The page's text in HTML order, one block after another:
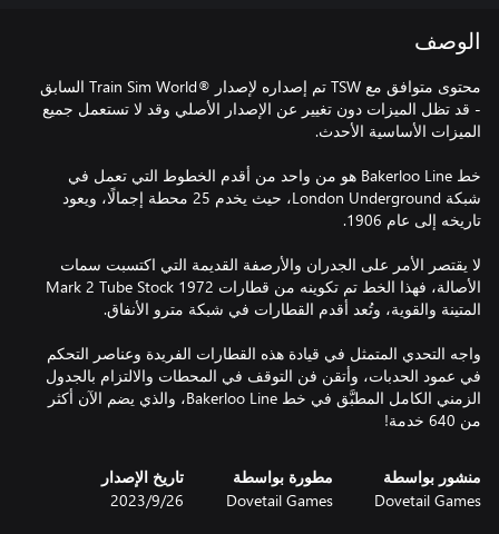
الوصف
محتوى متوافق مع TSW تم إصداره لإصدار ®Train Sim World السابق
- قد تظل الميزات دون تغيير عن الإصدار الأصلي وقد لا تستعمل جميع
خط Bakerloo Line هو من واحد من أقدم الخطوط التي تعمل في
شبكة London Underground، حيث يخدم 25 محطة إجمالًا، ويعود
لا يقتصر الأمر على الجدران والأرصفة القديمة التي اكتسبت سمات
الأصالة، فهذا الخط تم تكوينه من قطارات 1972 Mark 2 Tube Stock
واجه التحدي المتمثل في قيادة هذه القطارات الفريدة وعناصر التحكم
في عمود الحدبات، وأتقن فن التوقف في المحطات والالتزام بالجدول
الزمني الكامل المطبَّق في خط Bakerloo Line، والذي يضم الآن أكثر
من 640 خدمة!
منشور بواسطة
Dovetail Games
مطورة بواسطة
Dovetail Games
تاريخ الإصدار
26‏/9‏/2023